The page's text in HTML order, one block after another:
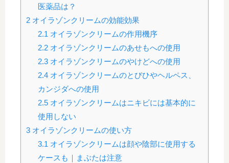
医薬品は？
2 オイラゾンクリームの効能効果
2.1 オイラゾンクリームの作用機序
2.2オイラゾンクリームのあせもへの使用
2.3オイラゾンクリームのやけどへの使用
2.4オイラゾンクリームのとびひやヘルペス、
カンジダへの使用
2.5オイラゾンクリームはニキビには基本的に
使用しない
3 オイラゾンクリームの使い方
3.1 オイラゾンクリームは顔や陰部に使用する
ケースも｜まぶたは注意